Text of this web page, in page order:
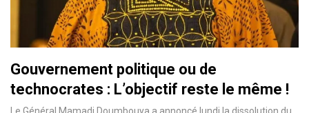
Gouvernement politique ou de
technocrates : L’objectif reste le même !